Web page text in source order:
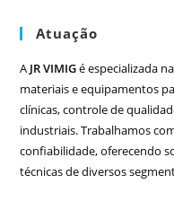
Atuação
A JR VIMIGé especializada
materiais e equipamentos
clínicas, controle de
industriais. Trabalhamos
confiabilidade, oferecendo
técnicas de diversos